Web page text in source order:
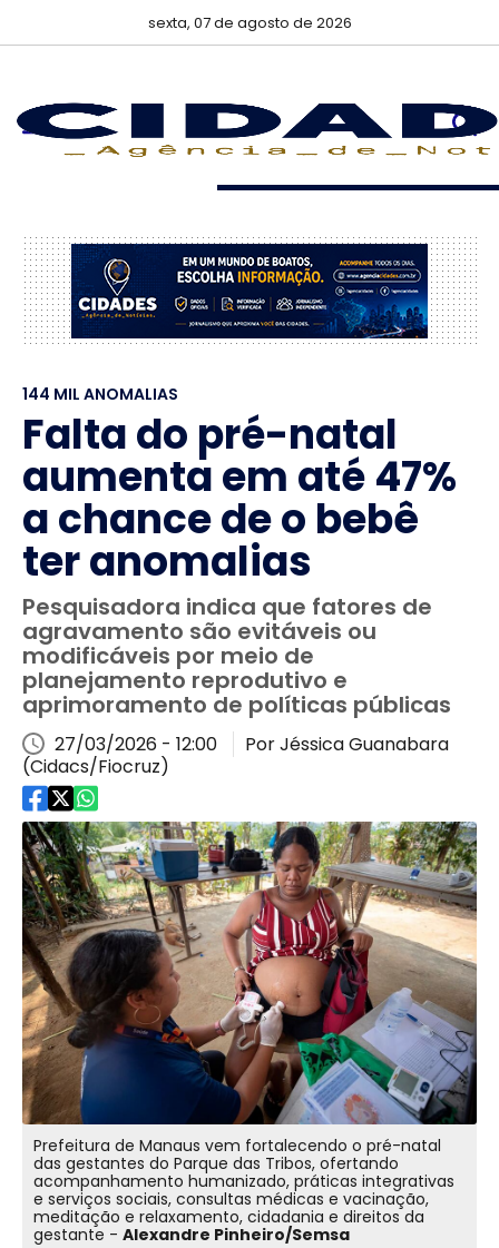
sexta, 07 de agosto de 2026
144 MIL ANOMALIAS
Falta do pré-natal
aumenta em até 47%
a chance de o bebê
ter anomalias
Pesquisadora indica que fatores de
agravamento são evitáveis ou
modificáveis por meio de
planejamento reprodutivo e
aprimoramento de políticas públicas
27/03/2026 - 12:00
Por Jéssica Guanabara
(Cidacs/Fiocruz)
Prefeitura de Manaus vem fortalecendo o pré-natal
das gestantes do Parque das Tribos, ofertando
acompanhamento humanizado, práticas integrativas
e serviços sociais, consultas médicas e vacinação,
meditação e relaxamento, cidadania e direitos da
gestante - Alexandre Pinheiro/Semsa